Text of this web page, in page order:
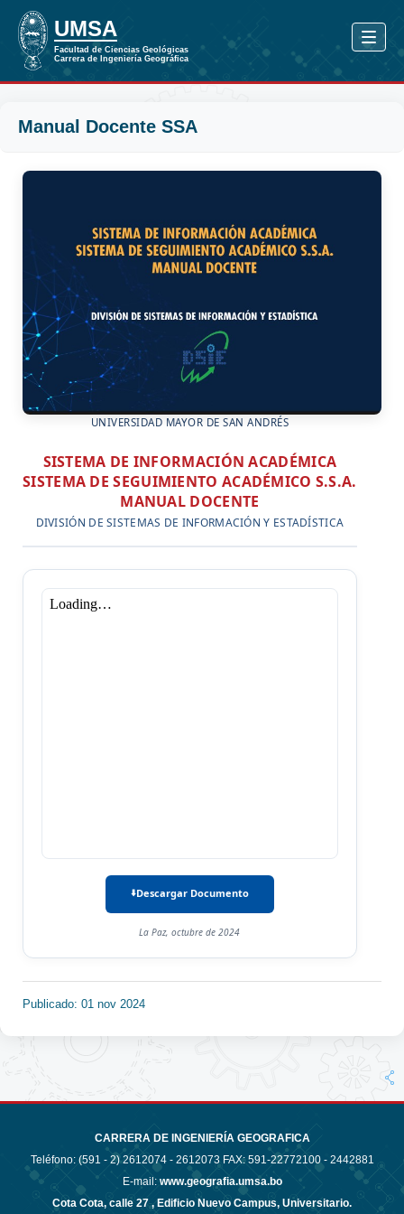
Manual Docente SSA
UNIVERSIDAD MAYOR DE SAN ANDRÉS
SISTEMA DE INFORMACIÓN ACADÉMICA
SISTEMA DE SEGUIMIENTO ACADÉMICO S.S.A.
MANUAL DOCENTE
DIVISIÓN DE SISTEMAS DE INFORMACIÓN Y ESTADÍSTICA
Descargar Documento
La Paz, octubre de 2024
Publicado: 01 nov 2024
CARRERA DE INGENIERÍA GEOGRAFICA
Teléfono: (591 - 2) 2612074 - 2612073 FAX: 591-22772100 - 2442881
E-mail: www.geografia.umsa.bo
Cota Cota, calle 27 , Edificio Nuevo Campus, Universitario.